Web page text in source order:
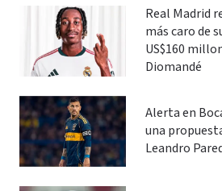
Real Madrid
más caro de
US$160
Diomandé
Alerta en
una
Leandro